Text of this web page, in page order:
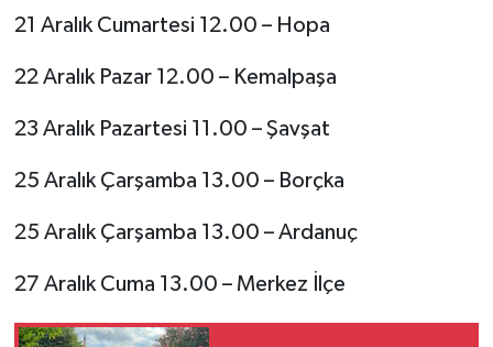
21 Aralık Cumartesi 12.00 – Hopa
22 Aralık Pazar 12.00 – Kemalpaşa
23 Aralık Pazartesi 11.00 – Şavşat
25 Aralık Çarşamba 13.00 – Borçka
25 Aralık Çarşamba 13.00 – Ardanuç
27 Aralık Cuma 13.00 – Merkez İlçe